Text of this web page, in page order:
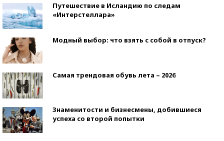
Путешествие в Исландию по следам
«Интерстеллара»
Модный выбор: что взять с собой в отпуск?
Самая трендовая обувь лета – 2026
Знаменитости и бизнесмены, добившиеся
успеха со второй попытки